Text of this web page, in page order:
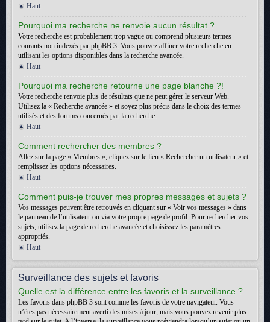
Haut
Pourquoi ma recherche ne renvoie aucun résultat ?
Votre recherche est probablement trop vague ou comprend plusieurs termes
courants non indexés par phpBB 3. Vous pouvez affiner votre recherche en
utilisant les options disponibles dans la recherche avancée.
Haut
Pourquoi ma recherche retourne une page blanche ?!
Votre recherche renvoie plus de résultats que ne peut gérer le serveur Web.
Utilisez la « Recherche avancée » et soyez plus précis dans le choix des termes
utilisés et des forums concernés par la recherche.
Haut
Comment rechercher des membres ?
Allez sur la page « Membres », cliquez sur le lien « Rechercher un utilisateur » et
remplissez les options nécessaires.
Haut
Comment puis-je trouver mes propres messages et sujets ?
Vos messages peuvent être retrouvés en cliquant sur « Voir vos messages » dans
le panneau de l’utilisateur ou via votre propre page de profil. Pour rechercher vos
sujets, utilisez la page de recherche avancée et choisissez les paramètres
appropriés.
Haut
Surveillance des sujets et favoris
Quelle est la différence entre les favoris et la surveillance ?
Les favoris dans phpBB 3 sont comme les favoris de votre navigateur. Vous
n’êtes pas nécessairement averti des mises à jour, mais vous pouvez revenir plus